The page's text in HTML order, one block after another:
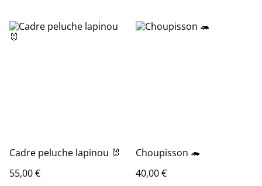
Cadre peluche lapinou 🐰
55,00 €
Choupisson 🦔
40,00 €